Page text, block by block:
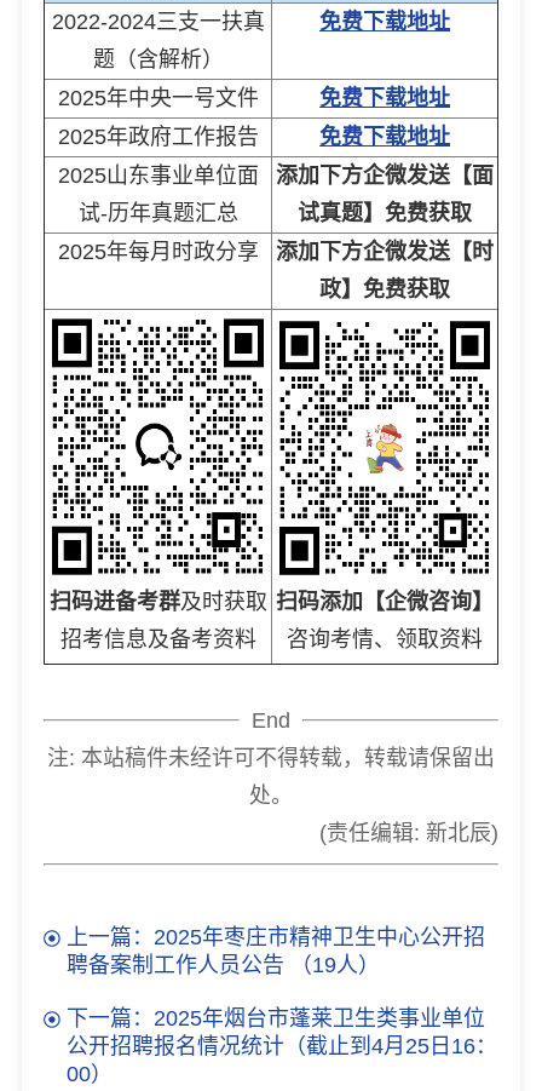
2022-2024三支一扶真
题（含解析）
免费下载地址
2025年中央一号文件
免费下载地址
2025年政府工作报告
免费下载地址
2025山东事业单位面
试-历年真题汇总
添加下方企微发送【面
试真题】免费获取
2025年每月时政分享
添加下方企微发送【时
政】免费获取
扫码进备考群及时获取
招考信息及备考资料
扫码添加【企微咨询】
咨询考情、领取资料
End
注: 本站稿件未经许可不得转载，转载请保留出
处。
(责任编辑: 新北辰)
上一篇：2025年枣庄市精神卫生中心公开招
聘备案制工作人员公告 （19人）
下一篇：2025年烟台市蓬莱卫生类事业单位
公开招聘报名情况统计（截止到4月25日16：
00）